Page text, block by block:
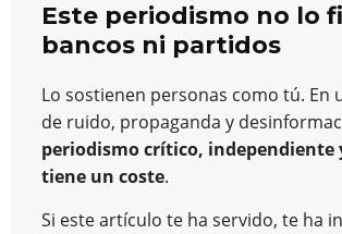
Este periodismo no lo
bancos ni partidos
Lo sostienen personas como tú. En
de ruido, propaganda y
periodismo crítico, independiente
tiene un coste.
Si este artículo te ha servido, te ha